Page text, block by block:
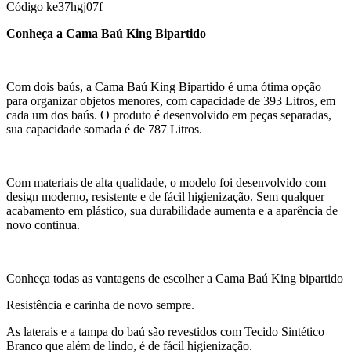
Código ke37hgj07f
Conheça a Cama Baú King Bipartido
Com dois baús, a Cama Baú King Bipartido é uma ótima opção
para organizar objetos menores, com capacidade de 393 Litros, em
cada um dos baús. O produto é desenvolvido em peças separadas,
sua capacidade somada é de 787 Litros.
Com materiais de alta qualidade, o modelo foi desenvolvido com
design moderno, resistente e de fácil higienização. Sem qualquer
acabamento em plástico, sua durabilidade aumenta e a aparência de
novo continua.
Conheça todas as vantagens de escolher a Cama Baú King bipartido
Resistência e carinha de novo sempre.
As laterais e a tampa do baú são revestidos com Tecido Sintético
Branco que além de lindo, é de fácil higienização.